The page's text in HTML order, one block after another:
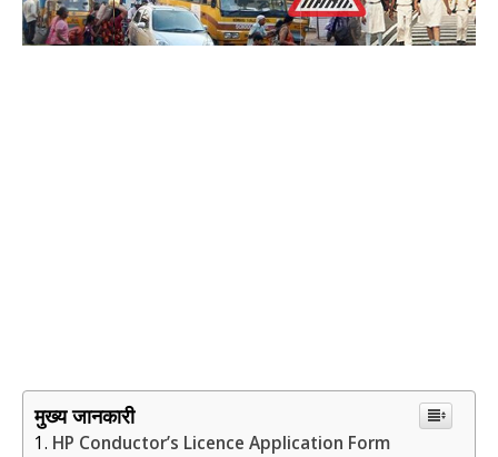
मुख्य जानकारी
HP Conductor’s Licence Application Form